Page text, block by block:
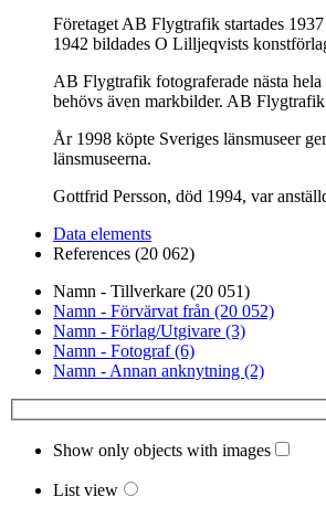
Företaget AB Flygtrafik startades
1942 bildades O Lilljeqvists
AB Flygtrafik fotograferade nästa
behövs även markbilder. AB
År 1998 köpte Sveriges länsmuseer
länsmuseerna.
Gottfrid Persson, död 1994, var
Data elements
References (20 062)
Namn - Tillverkare (20 051)
Namn - Förvärvat från (20 052)
Namn - Förlag/Utgivare (3)
Namn - Fotograf (6)
Namn - Annan anknytning (2)
Show only objects with images
List view